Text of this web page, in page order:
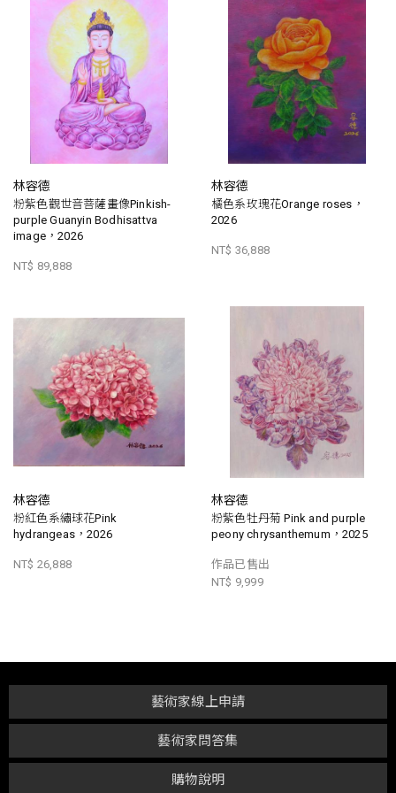
林容德
粉紫色觀世音菩薩畫像Pinkish-
purple Guanyin Bodhisattva
image，2026
NT$ 89,888
林容德
橘色系玫瑰花Orange roses，
2026
NT$ 36,888
林容德
粉紅色系繡球花Pink
hydrangeas，2026
NT$ 26,888
林容德
粉紫色牡丹菊 Pink and purple
peony chrysanthemum，2025
作品已售出
NT$ 9,999
購物說明
藝術家問答集
藝術家線上申請